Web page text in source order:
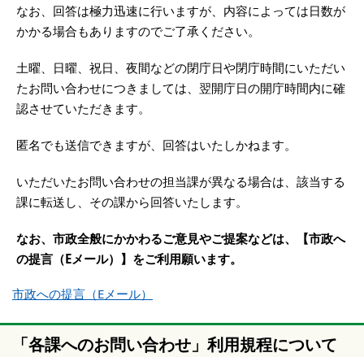
なお、回答は極力迅速に行いますが、内容によっては日数が
かかる場合もありますのでご了承ください。
土曜、日曜、祝日、夜間などの閉庁日や閉庁時間にいただい
たお問い合わせにつきましては、翌開庁日の開庁時間内に確
認させていただきます。
匿名でも送信できますが、回答はいたしかねます。
いただいたお問い合わせの担当課が異なる場合は、該当する
課に転送し、その課から回答いたします。
なお、市政全般にかかわるご意見やご提案などは、【市政へ
の提言（Eメール）】をご利用願います。
市政への提言（Eメール）
「各課へのお問い合わせ」利用規程について